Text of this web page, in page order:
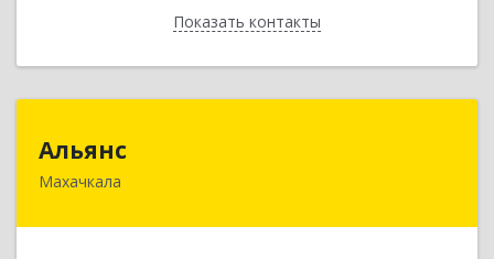
Показать контакты
Назад
Альянс
Махачкала368000, Дагестан Респ, Махачкала г, Петра